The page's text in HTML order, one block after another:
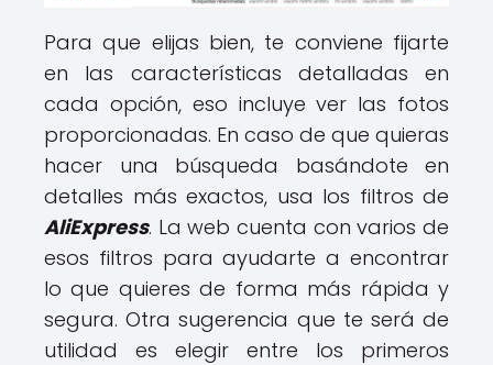
Para que elijas bien, te conviene fijarte
en las características detalladas en
cada opción, eso incluye ver las fotos
proporcionadas. En caso de que quieras
hacer una búsqueda basándote en
detalles más exactos, usa los filtros de
AliExpress. La web cuenta con varios de
esos filtros para ayudarte a encontrar
lo que quieres de forma más rápida y
segura. Otra sugerencia que te será de
utilidad es elegir entre los primeros